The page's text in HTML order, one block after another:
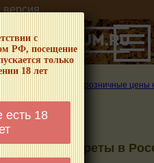
с
РФ, посещение
только
18 лет
18
Актуальные розничные цены
на сигареты в